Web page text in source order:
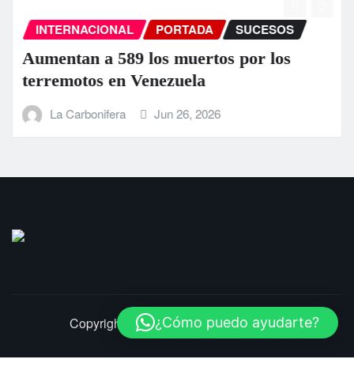
INTERNACIONAL PORTADA SUCESOS
Aumentan a 589 los muertos por los
terremotos en Venezuela
La Carbonifera Jun 26, 2026
Copyright © 2025 | LaCarbonifera.com
¿Cómo puedo ayudarte?